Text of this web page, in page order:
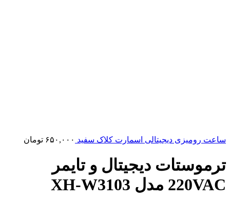
ساعت رومیزی دیجیتالی اسمارت کلاک سفید ۶۵۰,۰۰۰ تومان
ترموستات دیجیتال و تایمر
220VAC مدل XH-W3103